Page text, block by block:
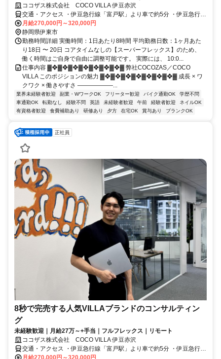
ココザス株式会社 COCO VILLA 伊豆赤沢
交通・アクセス ・伊豆急行線「富戸駅」より車で約5分 ・伊豆急行線
「城ヶ崎海岸駅」より車で約7分
月給270,000円～320,000円
静岡県伊東市
勤務時間詳細 実働時間：1日あたり8時間 平均勤務日数：1ヶ月あた
り18日 〜 20日 コアタイムなしの【スーパーフレックス】のため、
働く時間はご⾃⾝で⾃由に調整可能です。 実際には、 10:0...
仕事内容 ▓❖▓❖▓❖▓❖▓❖▓❖▓❖▓ 弊社COCOZAS／COCO
VILLA このポジションの魅力 ▓❖▓❖▓❖▓❖▓❖▓❖▓❖▓ 成長 × ワ
クワク × 働きやすさ ――――――...
業界未経験者歓迎 副業・WワークOK フリーター歓迎 バイク通勤OK
学歴不問
車通勤OK
転勤なし 経験不問 英語 未経験者歓迎 午前 経験者歓迎
ネイルOK
有資格者歓迎
食費補助あり 研修あり 夕方 在宅OK 賞与あり ブランクOK
正社員
8秒で完売する人気VILLAブランドのコンサルティン
グ
未経験歓迎｜月給27万～+手当｜フルフレックス｜リモート
ココザス株式会社 COCO VILLA 伊豆赤沢
交通・アクセス ・伊豆急行線「富戸駅」より車で約5分 ・伊豆急行線
「城ヶ崎海岸駅」より車で約7分
月給270,000円～320,000円